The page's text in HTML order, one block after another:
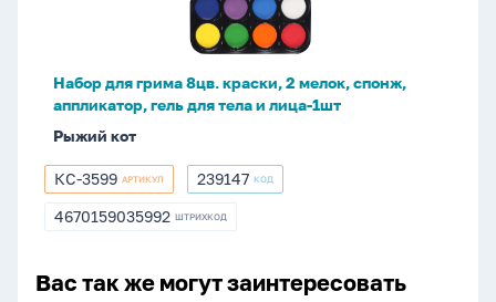
аппликатор,
гель
для
тела
и
лица-1шт
Набор для грима 8цв. краски, 2 мелок, спонж,
аппликатор, гель для тела и лица-1шт
Рыжий кот
КС-3599
КС-3599 АРТИКУЛ 239147
239147 КОД
4670159035992
4670159035992 ШТРИХКОД
Вас так же могут заинтересовать